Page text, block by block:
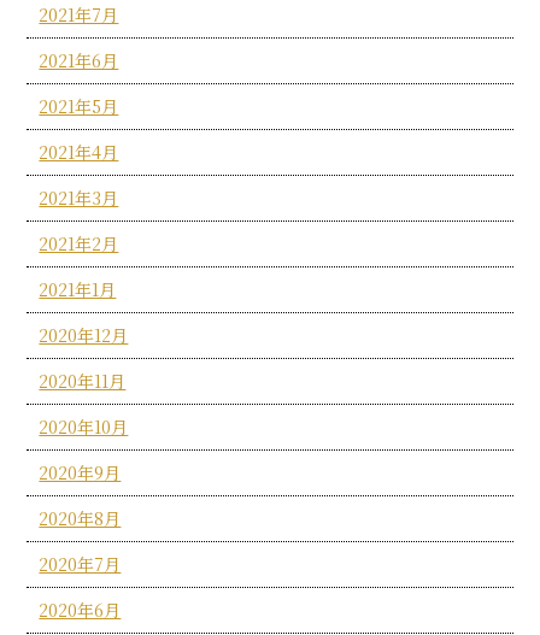
2021年7月
2021年6月
2021年5月
2021年4月
2021年3月
2021年2月
2021年1月
2020年12月
2020年11月
2020年10月
2020年9月
2020年8月
2020年7月
2020年6月